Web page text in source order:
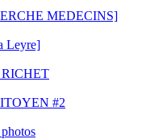
MEDECINS]
Leyre]
#2